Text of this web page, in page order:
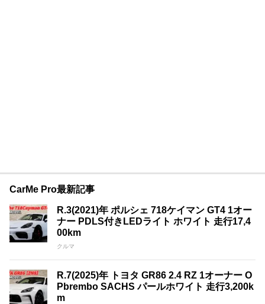
CarMe Pro最新記事
R.3(2021)年 ポルシェ 718ケイマン GT4 1オー
ナー PDLS付きLEDライト ホワイト 走行17,4
00km
クルマ
R.7(2025)年 トヨタ GR86 2.4 RZ 1オーナー O
Pbrembo SACHS パールホワイト 走行3,200k
m